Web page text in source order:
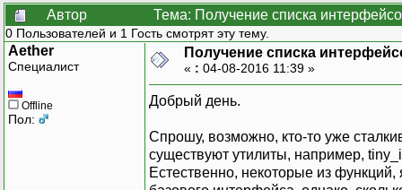
Автор
Тема: Получение списка
0 Пользователей и 1 Гость смотрят эту тему.
Aether
Специалист
Offline
Пол:
Получение списка
« : 04-08-2016 11:39 »
Добрый день.
Спрошу, возможно, кто-то уже
существуют утилиты, например,
Естественно, некоторые из